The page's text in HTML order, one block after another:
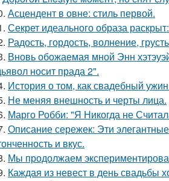
Асцендент в овне: стиль первой.
Секрет идеального образа
Радость, гордость, волнение,
Вновь обожаемая мной Энн
носит прада 2".
История о том, как свадебный
Не меняя внешность и черты лица.
Марго Робби: "Я Никогда не
Описание сережек: Эти
и вкус.
Мы продолжаем
Каждая из невест в день свадьбы